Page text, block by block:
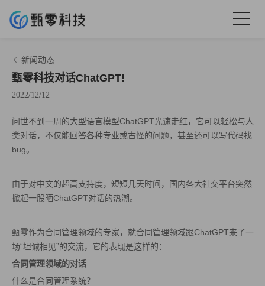
新闻动态
甄零科技对话ChatGPT!
2022/12/12
问世不到一周的大型语言模型ChatGPT光速走红，它可以轻松与人
类对话，不仅能回答各种专业或古怪的问题，甚至还可以写代码找
bug。
由于对中文的超高支持度，短短几天时间，国内各大社交平台突然
掀起一股晒ChatGPT对话的热潮。
甄零作为合同管理领域的专家，就合同管理领域跟ChatGPT来了一
场“坦诚相见”的交流，它的表现是这样的：
合同管理领域的对话
什么是合同管理系统？